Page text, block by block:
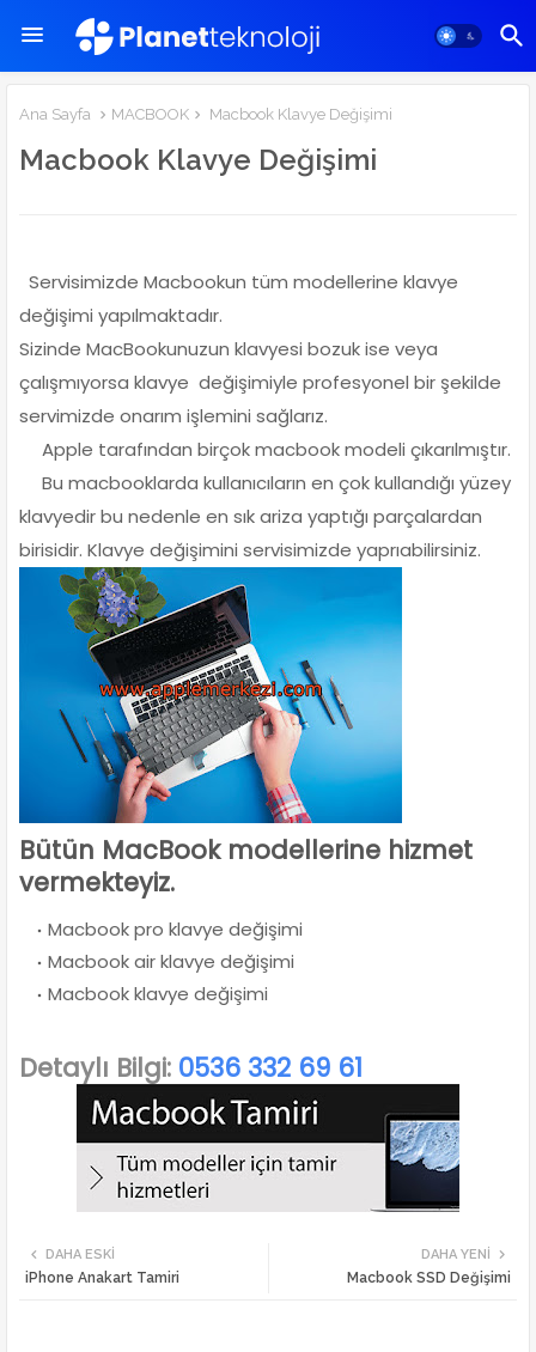
Ana Sayfa MACBOOK Macbook Klavye Değişimi
Macbook Klavye Değişimi
Servisimizde Macbookun tüm modellerine klavye
değişimi yapılmaktadır.
Sizinde MacBookunuzun klavyesi bozuk ise veya
çalışmıyorsa klavye değişimiyle profesyonel bir şekilde
servimizde onarım işlemini sağlarız.
Apple tarafından birçok macbook modeli çıkarılmıştır.
Bu macbooklarda kullanıcıların en çok kullandığı yüzey
klavyedir bu nedenle en sık ariza yaptığı parçalardan
birisidir. Klavye değişimini servisimizde yaprıabilirsiniz.
Bütün MacBook modellerine hizmet
vermekteyiz.
Macbook pro klavye değişimi
Macbook air klavye değişimi
Macbook klavye değişimi
Detaylı Bilgi: 0536 332 69 61
DAHA YENI
Macbook SSD Değişimi
DAHA ESKI
iPhone Anakart Tamiri